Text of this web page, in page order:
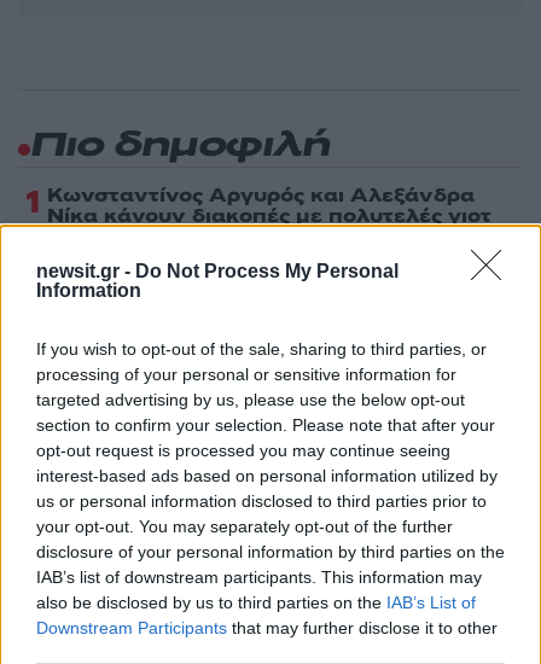
newsit.gr - Do Not Process My Personal
Information
If you wish to opt-out of the sale, sharing to third parties, or
processing of your personal or sensitive information for
targeted advertising by us, please use the below opt-out
section to confirm your selection. Please note that after your
opt-out request is processed you may continue seeing
interest-based ads based on personal information utilized by
us or personal information disclosed to third parties prior to
your opt-out. You may separately opt-out of the further
disclosure of your personal information by third parties on the
IAB’s list of downstream participants. This information may
also be disclosed by us to third parties on the IAB’s List of
Downstream Participants that may further disclose it to other
Πιο δημοφιλή
1 Κωνσταντίνος Αργυρός και Αλεξάνδρα
Νίκα κάνουν διακοπές με πολυτελές γιοτ
2Ελίζαμπεθ Ελέτσι και Νεκτάριος Λεμονίδης
πήγαν στον Άγιο Νεκτάριο Βούλας για να
3Ηφαίστειο Σαντορίνης: Ένας 15χρονος που
δεν πρόλαβε να ξεφύγει από το τσουνάμι
μπορεί να αλλάξει τη χρονολογία της
προϊστορικής έκρηξης
4Παρκαδόρος στο Ελαφονήσι συνελήφθη
για έβδομη φορά - Τον «τσάκωσαν»
αστυνομικοί που προσποιήθηκαν τους
τουρίστες
5«Φιάσκο» στη Μαδέιρα με το γάμο του
Κριστιάνο Ρονάλντο: Χιλιάδες άνθρωποι
πήγαν σε λάθος εκκλησία και προκάλεσαν
το γέλιο στον Πορτογάλο